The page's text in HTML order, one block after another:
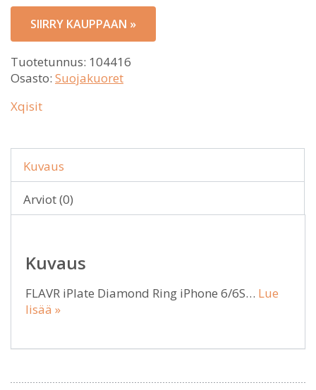
SIIRRY KAUPPAAN »
Tuotetunnus: 104416
Osasto: Suojakuoret
Xqisit
Kuvaus
Arviot (0)
Kuvaus
FLAVR iPlate Diamond Ring iPhone 6/6S… Lue
lisää »